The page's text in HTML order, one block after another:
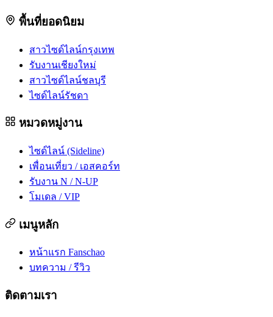
พื้นที่ยอดนิยม
สาวไซด์ไลน์กรุงเทพ
รับงานเชียงใหม่
สาวไซด์ไลน์ชลบุรี
ไซด์ไลน์รัชดา
หมวดหมู่งาน
ไซด์ไลน์ (Sideline)
เพื่อนเที่ยว / เอสคอร์ท
รับงาน N / N-UP
โมเดล / VIP
เมนูหลัก
หน้าแรก Fanschao
บทความ / รีวิว
ติดตามเรา